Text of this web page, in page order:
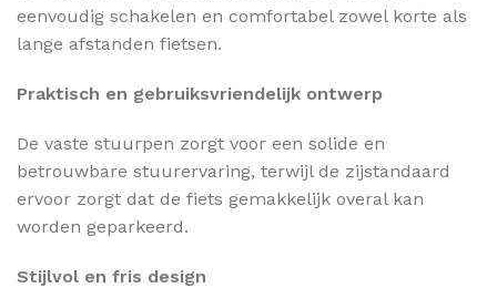
eenvoudig schakelen en comfortabel zowel korte als
lange afstanden fietsen.
Praktisch en gebruiksvriendelijk ontwerp
De vaste stuurpen zorgt voor een solide en
betrouwbare stuurervaring, terwijl de zijstandaard
ervoor zorgt dat de fiets gemakkelijk overal kan
worden geparkeerd.
Stijlvol en fris design